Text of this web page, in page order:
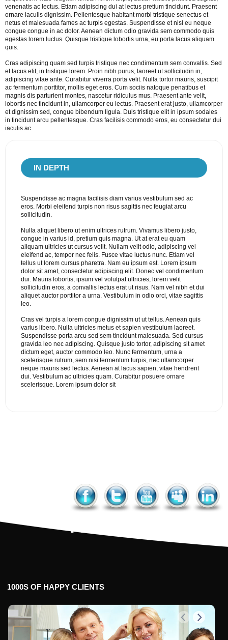
venenatis ac lectus. Etiam adipiscing dui at lectus pretium tincidunt. Praesent
ornare iaculis dignissim. Pellentesque habitant morbi tristique senectus et
netus et malesuada fames ac turpis egestas. Suspendisse et nisl eu neque
congue congue in ac dolor. Aenean dictum odio gravida sem commodo quis
egestas lorem luctus. Quisque tristique lobortis urna, eu porta lacus aliquam
quis.
Cras adipiscing quam sed turpis tristique nec condimentum sem convallis. Sed
et lacus elit, in tristique lorem. Proin nibh purus, laoreet ut sollicitudin in,
adipiscing vitae ante. Curabitur viverra porta velit. Nulla tortor mauris, suscipit
ac fermentum porttitor, mollis eget eros. Cum sociis natoque penatibus et
magnis dis parturient montes, nascetur ridiculus mus. Praesent ante velit,
lobortis nec tincidunt in, ullamcorper eu lectus. Praesent erat justo, ullamcorper
et dignissim sed, congue bibendum ligula. Duis tristique elit in ipsum sodales
in tincidunt arcu pellentesque. Cras facilisis commodo eros, eu consectetur dui
iaculis ac.
IN DEPTH
Suspendisse ac magna facilisis diam varius vestibulum sed ac
eros. Morbi eleifend turpis non risus sagittis nec feugiat arcu
sollicitudin.
Nulla aliquet libero ut enim ultrices rutrum. Vivamus libero justo,
congue in varius id, pretium quis magna. Ut at erat eu quam
aliquam ultricies ut cursus velit. Nullam velit odio, adipiscing vel
eleifend ac, tempor nec felis. Fusce vitae luctus nunc. Etiam vel
tellus ut lorem cursus pharetra. Nam eu ipsum est. Lorem ipsum
dolor sit amet, consectetur adipiscing elit. Donec vel condimentum
dui. Mauris lobortis, ipsum vel volutpat ultricies, lorem velit
sollicitudin eros, a convallis lectus erat ut risus. Nam vel nibh et dui
aliquet auctor porttitor a urna. Vestibulum in odio orci, vitae sagittis
leo.
Cras vel turpis a lorem congue dignissim ut ut tellus. Aenean quis
varius libero. Nulla ultricies metus et sapien vestibulum laoreet.
Suspendisse porta arcu sed sem tincidunt malesuada. Sed cursus
gravida leo nec adipiscing. Quisque justo tortor, adipiscing sit amet
dictum eget, auctor commodo leo. Nunc fermentum, urna a
scelerisque rutrum, sem nisi fermentum turpis, nec ullamcorper
neque mauris sed lectus. Aenean at lacus sapien, vitae hendrerit
dui. Vestibulum ac ultricies quam. Curabitur posuere ornare
scelerisque. Lorem ipsum dolor sit
Facebook
1000S OF HAPPY CLIENTS